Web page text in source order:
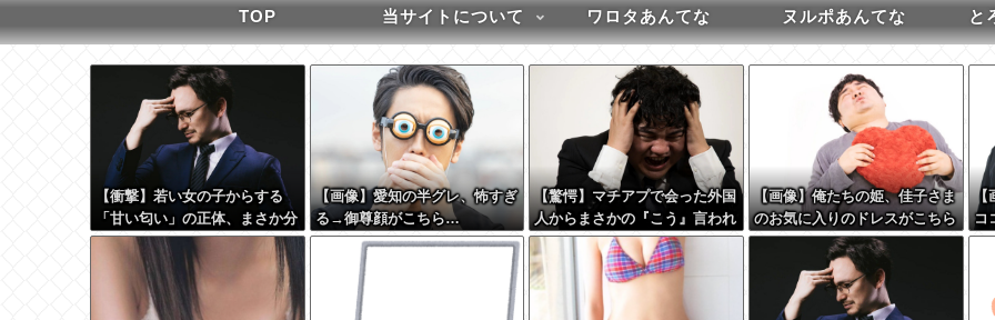
TOP 当サイトについて ワロタあんてな ヌルポあんてな と
【衝撃】若い女の子からする
「甘い匂い」の正体、まさか分
からないDTなんておらんよ
な？よな？w w w w w w w w
【画像】愛知の半グレ、怖すぎ
る→御尊顔がこちら…
【驚愕】マチアプで会った外国
人からまさかの『こう』言われ
たんやがこれワイ詰み
か？？？？？？？
【画像】俺たちの姫、佳子さま
のお気に入りのドレスがこちら
です←コレは可愛過ぎるw w w
w w w w w
【
コ
大